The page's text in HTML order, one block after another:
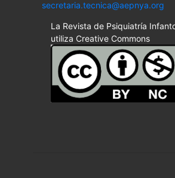
secretaria.tecnica@aepnya.org
La Revista de Psiquiatría
utiliza Creative Commons